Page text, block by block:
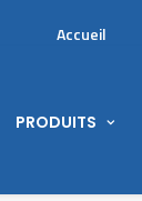
Accueil
PRODUITS